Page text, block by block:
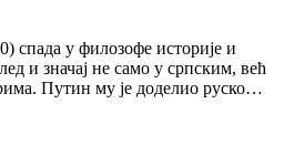
у филозофе историје и
и значај не само у српским, већ
Путин му је доделио руско…